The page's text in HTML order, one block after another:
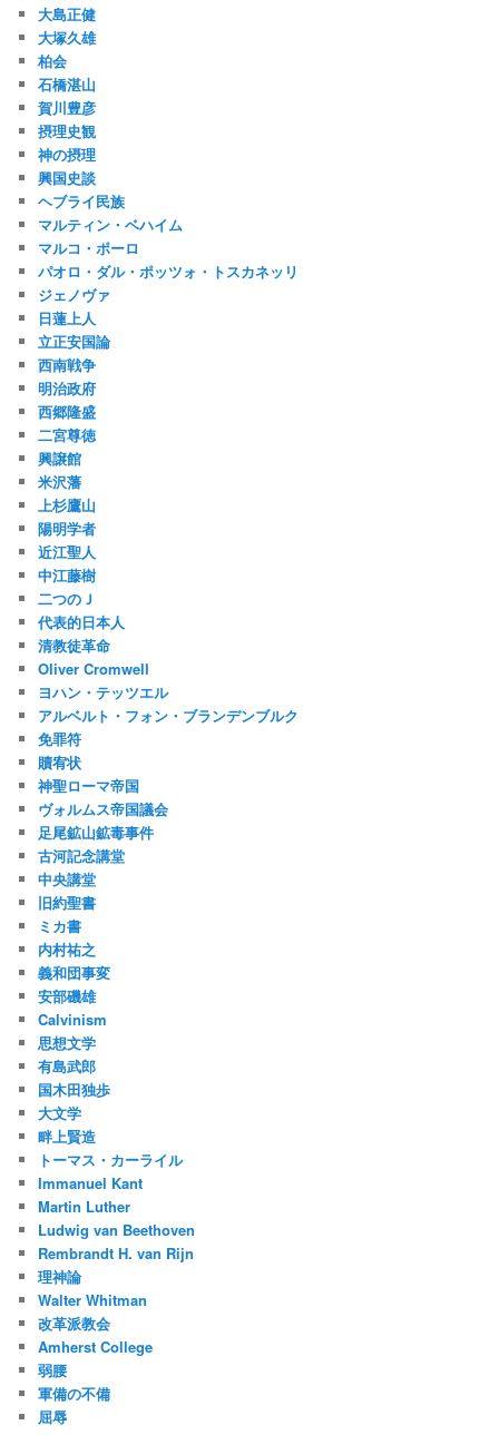
大島正健
大塚久雄
柏会
石橋湛山
賀川豊彦
摂理史観
神の摂理
興国史談
ヘブライ民族
マルティン・ベハイム
マルコ・ポーロ
パオロ・ダル・ポッツォ・トスカネッリ
ジェノヴァ
日蓮上人
立正安国論
西南戦争
明治政府
西郷隆盛
二宮尊徳
興譲館
米沢藩
上杉鷹山
陽明学者
近江聖人
中江藤樹
二つのＪ
代表的日本人
清教徒革命
Oliver Cromwell
ヨハン・テッツエル
アルベルト・フォン・ブランデンブルク
免罪符
贖宥状
神聖ローマ帝国
ヴォルムス帝国議会
足尾鉱山鉱毒事件
古河記念講堂
中央講堂
旧約聖書
ミカ書
内村祐之
義和団事変
安部磯雄
Calvinism
思想文学
有島武郎
国木田独歩
大文学
畔上賢造
トーマス・カーライル
Immanuel Kant
Martin Luther
Ludwig van Beethoven
Rembrandt H. van Rijn
理神論
Walter Whitman
改革派教会
Amherst College
弱腰
軍備の不備
屈辱